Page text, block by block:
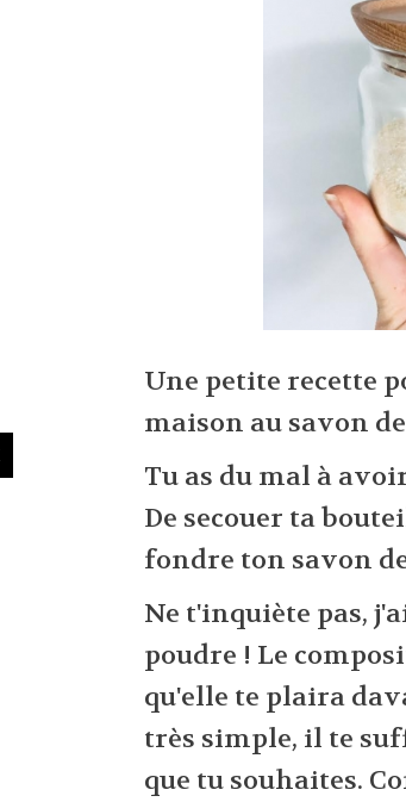
Une petite recette
maison au savon
Tu as du mal à
De secouer ta
fondre ton savon
Ne t'inquiète pas,
poudre ! Le
qu'elle te plaira
très simple, il te
que tu souhaites.